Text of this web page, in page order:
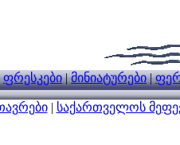
ფრესკები|მინიატურები|
| საქართველოს